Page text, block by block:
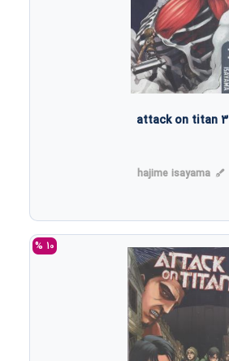
attack on titan 3
hajime isayama
10 %